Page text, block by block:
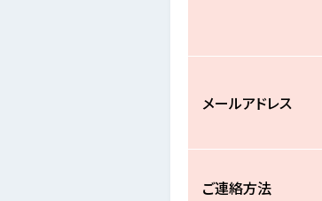
メールアドレス
ご連絡方法